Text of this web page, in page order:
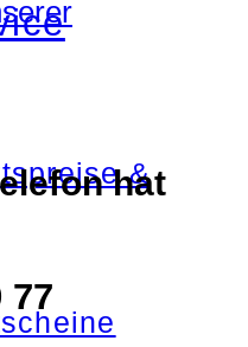
&
hat
77